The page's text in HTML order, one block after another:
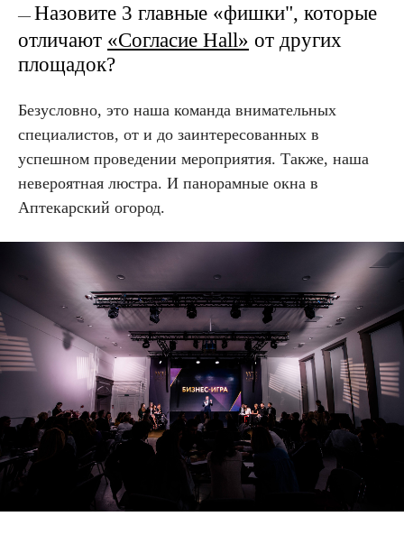
— Назовите 3 главные «фишки", которые
отличают «Согласие Hall» от других
площадок?
Безусловно, это наша команда внимательных
специалистов, от и до заинтересованных в
успешном проведении мероприятия. Также, наша
невероятная люстра. И панорамные окна в
Аптекарский огород.